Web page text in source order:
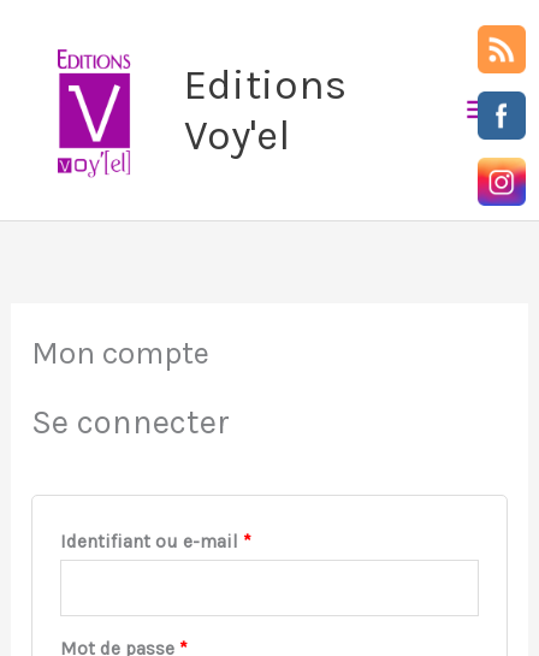
contenu
Editions
Voy'el
Mon compte
Se connecter
Identifiant ou e-mail *
Mot de passe *